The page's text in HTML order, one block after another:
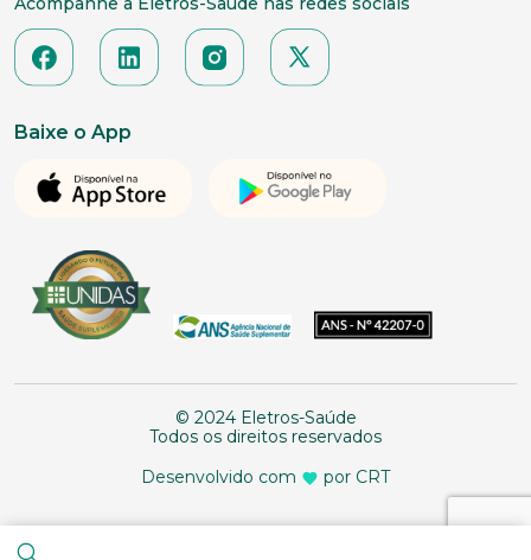
Baixe o App
© 2024 Eletros-Saúde
Todos os direitos reservados
Desenvolvido com
por CRT